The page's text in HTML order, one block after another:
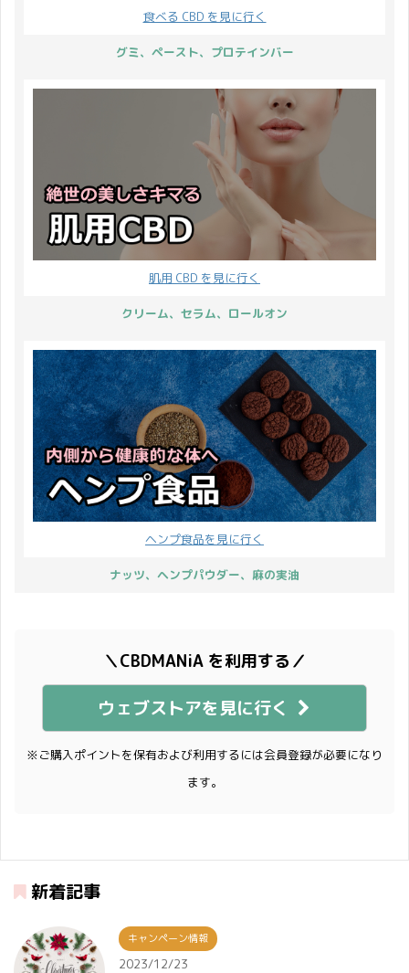
食べる CBD を見に行く
グミ、ペースト、プロテインバー
肌用 CBD を見に行く
クリーム、セラム、ロールオン
ヘンプ食品を見に行く
ナッツ、ヘンプパウダー、麻の実油
＼CBDMANiA を利用する／
ウェブストアを見に行く
※ご購入ポイントを保有および利用するには会員登録が必要になり
ます。
新着記事
キャンペーン情報
2023/12/23